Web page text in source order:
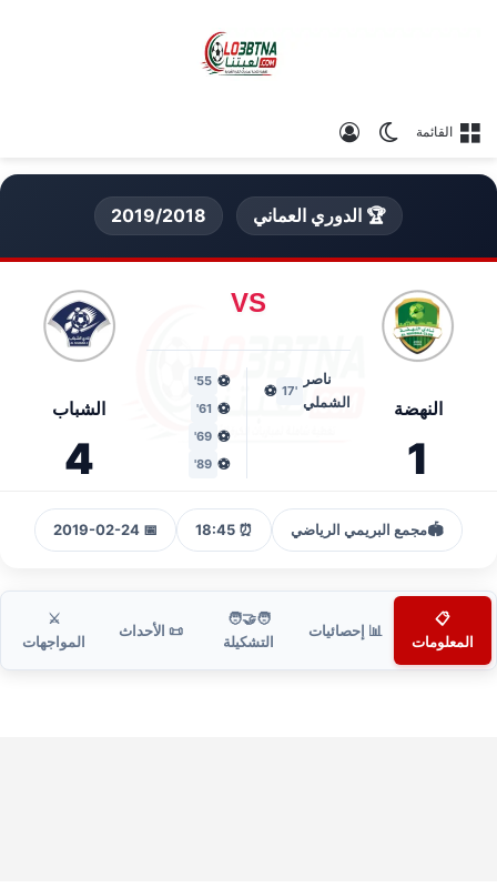
القائمة الوضع المظلم
🏆 الدوري العماني 2019/2018
النهضة
1
VS
ناصر
الشملي
'17
⚽
⚽
55'
⚽
61'
⚽
69'
⚽
89'
الشباب
4
🏟️مجمع البريمي الرياضي ⏰ 18:45
📅 2019-02-24
📋
المعلومات
📊 إحصائيات
🧑‍🤝‍🧑
التشكيلة
📜 الأحداث
⚔️
المواجهات